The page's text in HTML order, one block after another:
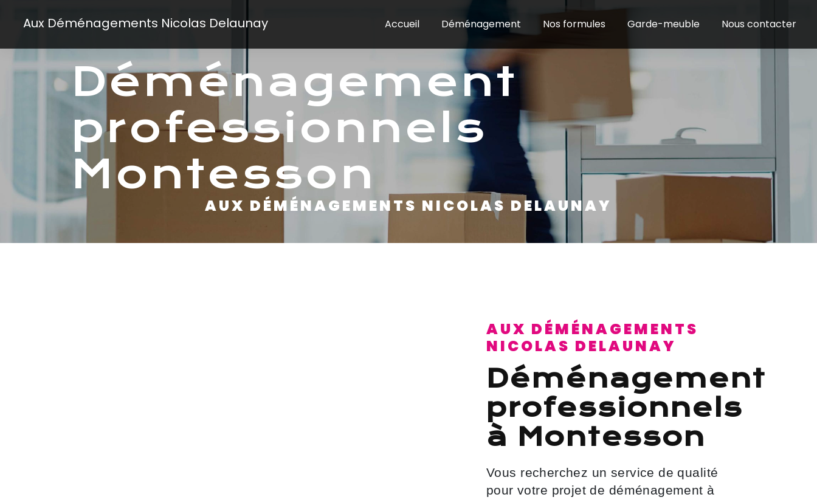
Aux Déménagements Nicolas Delaunay Accueil Déménagement Nos formules Garde-meuble Nous contacter
déménagement
professionnels
Montesson
AUX DÉMÉNAGEMENTS NICOLAS DELAUNAY
AUX DÉMÉNAGEMENTS
NICOLAS DELAUNAY
déménagement
professionnels
à Montesson
Vous recherchez un service de qualité
pour votre projet de déménagement à